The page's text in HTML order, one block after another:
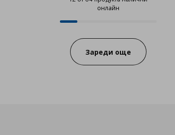
онлайн
Progress:
Зареди още